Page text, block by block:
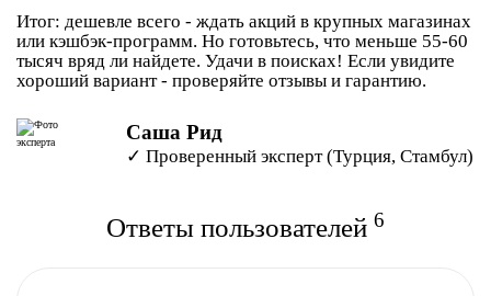
Итог: дешевле всего - ждать акций в крупных магазинах
или кэшбэк-программ. Но готовьтесь, что меньше 55-60
тысяч вряд ли найдете. Удачи в поисках! Если увидите
хороший вариант - проверяйте отзывы и гарантию.
Саша Рид
✓ Проверенный эксперт (Турция, Стамбул)
Ответы пользователей 6